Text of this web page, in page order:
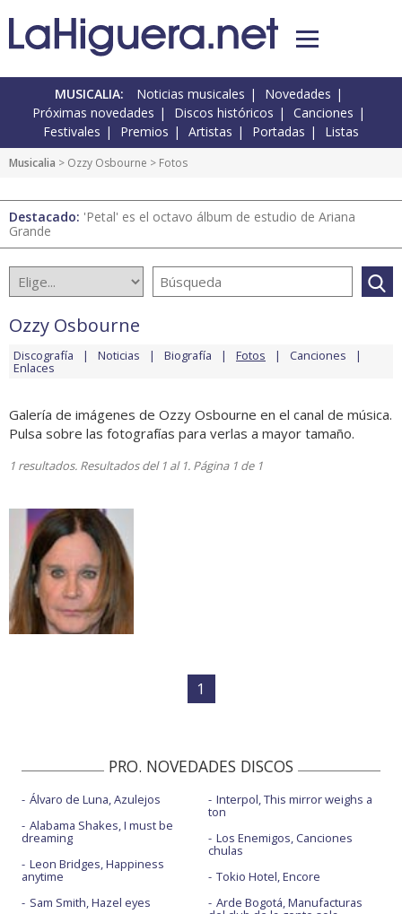
MUSICALIA: Noticias musicales
Novedades
Próximas novedades
Discos históricos
Canciones
Festivales
Premios Artistas Portadas Listas
Musicalia > Ozzy Osbourne > Fotos
Destacado: 'Petal' es el octavo álbum de estudio de Ariana
Grande
Ozzy Osbourne
Discografía Noticias Biografía Fotos Canciones
Enlaces
Galería de imágenes de Ozzy Osbourne en el canal de música.
Pulsa sobre las fotografías para verlas a mayor tamaño.
1 resultados. Resultados del 1 al 1. Página 1 de 1
1
PRO. NOVEDADES DISCOS
Álvaro de Luna, Azulejos
Alabama Shakes, I must be
dreaming
Leon Bridges, Happiness
anytime
Sam Smith, Hazel eyes
Interpol, This mirror weighs a
ton
Los Enemigos, Canciones
chulas
Tokio Hotel, Encore
Arde Bogotá, Manufacturas